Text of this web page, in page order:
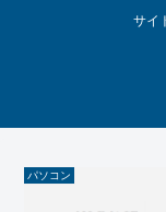
サイ
パソコン